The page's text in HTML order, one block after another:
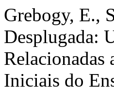
Grebogy, E.,
Desplugada:
Relacionadas
Iniciais do